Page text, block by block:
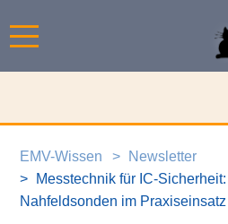
EMV-Wissen
Newsletter
Messtechnik für IC-
Nahfeldsonden im Praxiseinsatz